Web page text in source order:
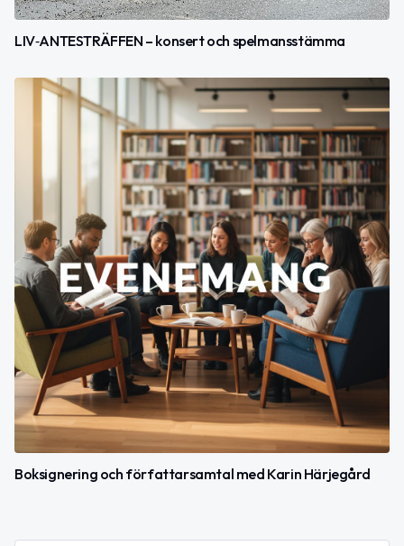
LIV‑ANTESTRÄFFEN – konsert och spelmansstämma
Boksignering och författarsamtal med Karin Härjegård